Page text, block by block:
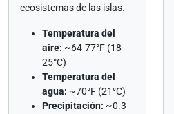
ecosistemas de las islas.
Temperatura del
aire: ~64-77°F (18-
25°C)
Temperatura del
agua: ~70°F (21°C)
Precipitación: ~0.3